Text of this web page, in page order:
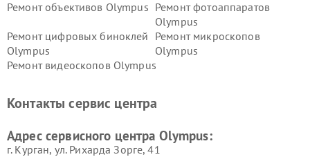
Ремонт объективов Olympus Ремонт фотоаппаратов
Olympus
Ремонт цифровых биноклей
Olympus
Ремонт микроскопов
Olympus
Ремонт видеоскопов Olympus
Контакты сервис центра
Адрес сервисного центра Olympus:
г. Курган, ул. Рихарда Зорге, 41